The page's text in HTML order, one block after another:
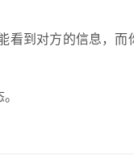
看到对方的信息，而